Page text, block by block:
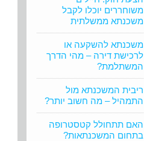
משוחררים יוכלו לקבל
משכנתא ממשלתית
משכנתא להשקעה או
לרכישת דירה – מהי הדרך
המשתלמת?
ריבית המשכנתא מול
התמהיל – מה חשוב יותר?
האם תתחולל קטסטרופה
בתחום המשכנתאות?